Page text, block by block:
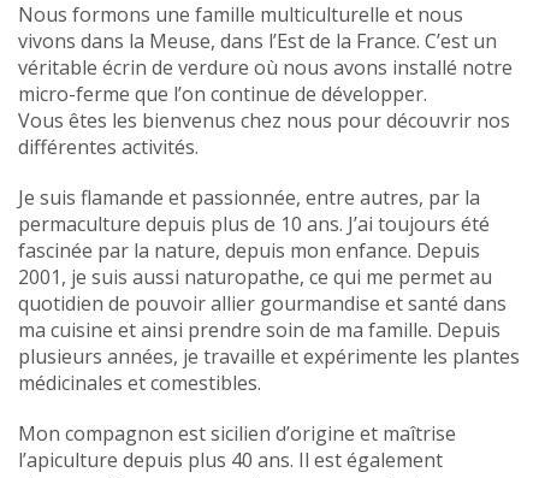
Nous formons une famille multiculturelle et nous
vivons dans la Meuse, dans l’Est de la France. C’est un
véritable écrin de verdure où nous avons installé notre
micro-ferme que l’on continue de développer.
Vous êtes les bienvenus chez nous pour découvrir nos
différentes activités.
Je suis flamande et passionnée, entre autres, par la
permaculture depuis plus de 10 ans. J’ai toujours été
fascinée par la nature, depuis mon enfance. Depuis
2001, je suis aussi naturopathe, ce qui me permet au
quotidien de pouvoir allier gourmandise et santé dans
ma cuisine et ainsi prendre soin de ma famille. Depuis
plusieurs années, je travaille et expérimente les plantes
médicinales et comestibles.
Mon compagnon est sicilien d’origine et maîtrise
l’apiculture depuis plus 40 ans. Il est également